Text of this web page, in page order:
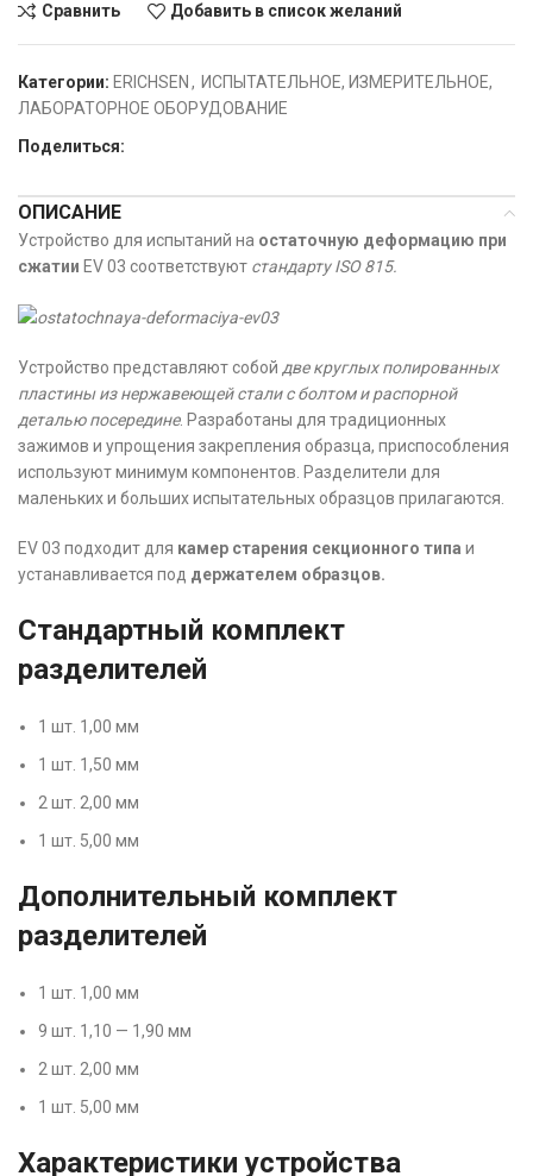
Сравнить Добавить в список желаний
Категории: ERICHSEN , ИСПЫТАТЕЛЬНОЕ, ИЗМЕРИТЕЛЬНОЕ,
ЛАБОРАТОРНОЕ ОБОРУДОВАНИЕ
Поделиться:
ОПИСАНИЕ
Устройство для испытаний на остаточную деформацию при
сжатии EV 03 соответствуют стандарту ISO 815.
Устройство представляют собой две круглых полированных
пластины из нержавеющей стали с болтом и распорной
деталью посередине. Разработаны для традиционных
зажимов и упрощения закрепления образца, приспособления
используют минимум компонентов. Разделители для
маленьких и больших испытательных образцов прилагаются.
EV 03 подходит для камер старения секционного типа и
устанавливается под держателем образцов.
Стандартный комплект
разделителей
1 шт. 1,00 мм
1 шт. 1,50 мм
2 шт. 2,00 мм
1 шт. 5,00 мм
Дополнительный комплект
разделителей
1 шт. 1,00 мм
9 шт. 1,10 — 1,90 мм
2 шт. 2,00 мм
1 шт. 5,00 мм
Характеристики устройства